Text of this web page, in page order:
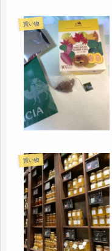
買い物
買い物